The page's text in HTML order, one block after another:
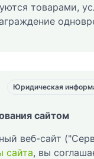
товарами,
Юридическая
сайтом
веб-сайт
сайта, вы